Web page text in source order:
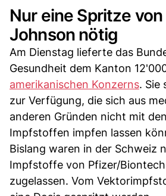
Nur eine Spritze
Johnson nötig
Am Dienstag lieferte das
Gesundheit dem Kanton
amerikanischen Konzerns. Sie
zur Verfügung, die sich aus
anderen Gründen nicht mit
Impfstoffen impfen lassen
Bislang waren in der Schweiz
Impfstoffe von Pfizer/
zugelassen. Vom